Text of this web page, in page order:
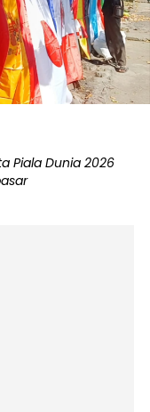
Piala Dunia 2026